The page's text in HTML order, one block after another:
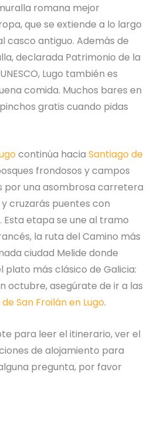
romana mejor
que se extiende a lo largo
casco antiguo. Además de
declarada Patrimonio de la
Lugo también es
comida. Muchos bares en
gratis cuando pidas
continúa hacia Santiago de
frondosos y campos
por una asombrosa carretera
cruzarás puentes con
etapa se une al tramo
la ruta del Camino más
ciudad Melide donde
más clásico de Galicia:
octubre, asegúrate de ir a las
San Froilán en Lugo.
para leer el itinerario, ver el
de alojamiento para
pregunta, por favor